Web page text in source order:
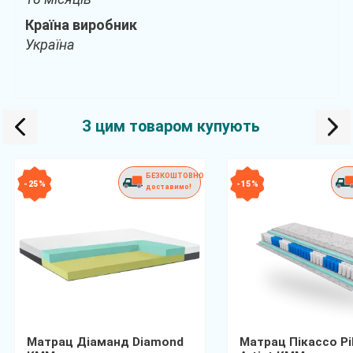
Країна виробник
Україна
З цим товаром купують
- 25 %
БЕЗКОШТОВНО
доставимо!
Матрац Діаманд Diamond
- 15 %
Матрац Пікассо